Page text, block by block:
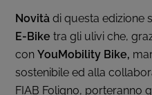
Novità di questa edizione
E-Biketra gli ulivi che,
conYouMobility Bike,
sostenibile ed alla
FIAB Foligno, porteranno